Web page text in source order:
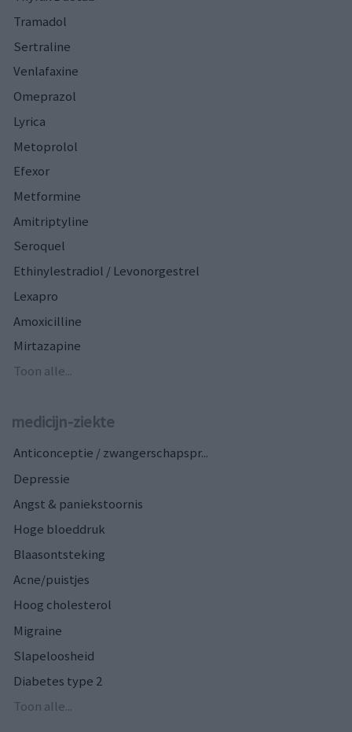
Tramadol
Sertraline
Venlafaxine
Omeprazol
Lyrica
Metoprolol
Efexor
Metformine
Amitriptyline
Seroquel
Ethinylestradiol / Levonorgestrel
Lexapro
Amoxicilline
Mirtazapine
Toon alle...
medicijn-ziekte
Anticonceptie / zwangerschapspr...
Depressie
Angst & paniekstoornis
Hoge bloeddruk
Blaasontsteking
Acne/puistjes
Hoog cholesterol
Migraine
Slapeloosheid
Diabetes type 2
Toon alle...